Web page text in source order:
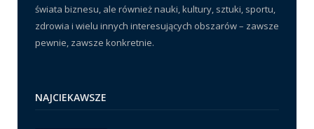
świata biznesu, ale również nauki, kultury, sztuki, sportu,
zdrowia i wielu innych interesujących obszarów – zawsze
pewnie, zawsze konkretnie.
NAJCIEKAWSZE